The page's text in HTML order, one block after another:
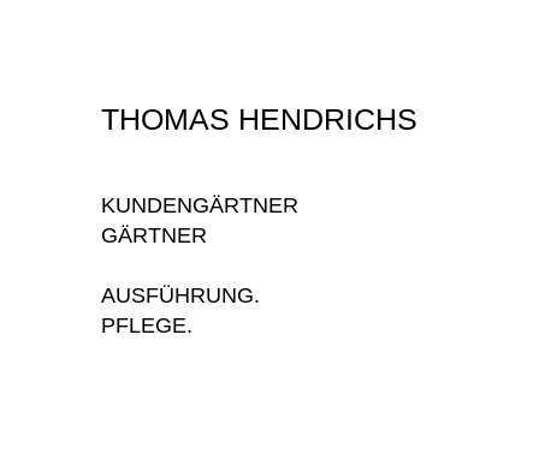
THOMAS HENDRICHS
KUNDENGÄRTNER
GÄRTNER
AUSFÜHRUNG.
PFLEGE.